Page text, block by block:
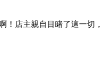
！店主親自目睹了這一切，